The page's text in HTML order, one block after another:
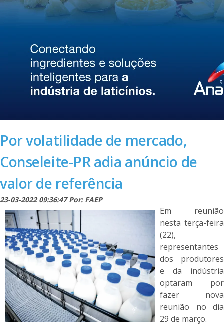
Por volatilidade de mercado,
Conseleite-PR adia anúncio de
valor de referência
23-03-2022 09:36:47 Por: FAEP
Em reunião
nesta terça-feira
(22),
representantes
dos produtores
e da indústria
optaram por
fazer nova
reunião no dia
29 de março.